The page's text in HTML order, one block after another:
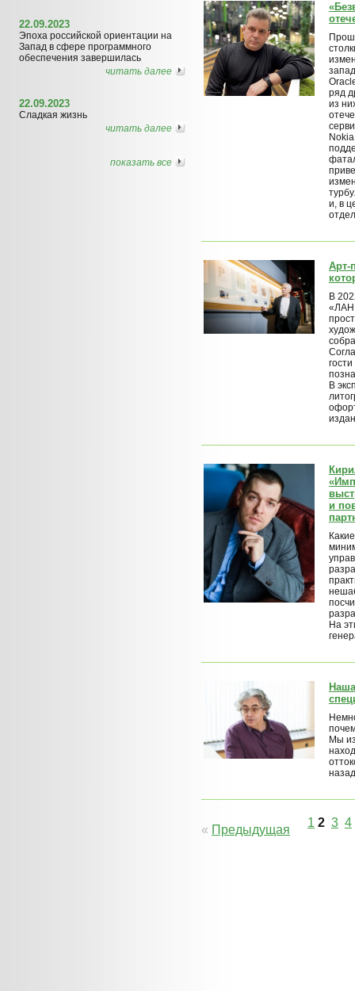
22.09.2023
Эпоха российской ориентации на
Запад в сфере программного
обеспечения завершилась
читать далее
22.09.2023
Сладкая жизнь
читать далее
показать все
ряд
из
и, в
Арт-
В
В
и
На
Мы
« Предыдущая
1 2 3 4